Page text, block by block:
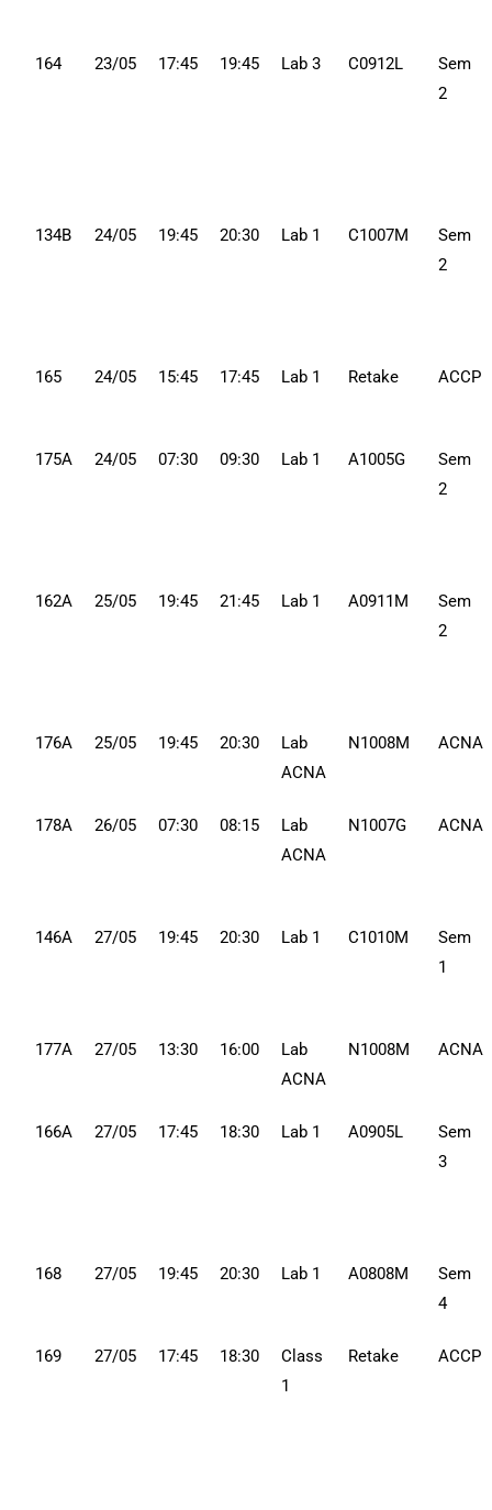
164 23/05 17:45 19:45 Lab 3 C0912L
Sem
2
134B 24/05 19:45 20:30 Lab 1 C1007M
Sem
2
165 24/05 15:45 17:45 Lab 1 Retake ACCP
175A 24/05 07:30 09:30 Lab 1 A1005G
Sem
2
162A 25/05 19:45 21:45 Lab 1 A0911M
Sem
2
176A 25/05 19:45 20:30
Lab
ACNA
N1008M ACNA
178A 26/05 07:30 08:15
Lab
ACNA
N1007G ACNA
146A 27/05 19:45 20:30 Lab 1 C1010M
Sem
1
177A 27/05 13:30 16:00
Lab
ACNA
N1008M ACNA
166A 27/05 17:45 18:30 Lab 1 A0905L
Sem
3
168 27/05 19:45 20:30 Lab 1 A0808M
Sem
4
169 27/05 17:45 18:30
Class
1
Retake ACCP